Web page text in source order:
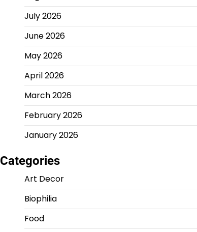
July 2026
June 2026
May 2026
April 2026
March 2026
February 2026
January 2026
Categories
Art Decor
Biophilia
Food